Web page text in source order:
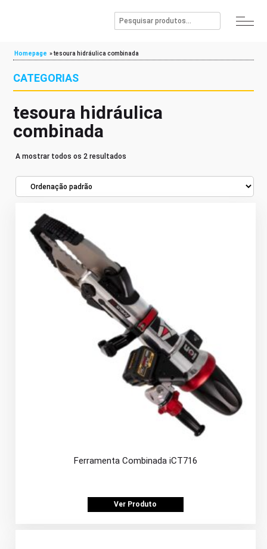
Homepage »tesoura hidráulica combinada
CATEGORIAS
tesoura hidráulica
combinada
A mostrar todos os 2 resultados
Ferramenta Combinada iCT716
Ver Produto